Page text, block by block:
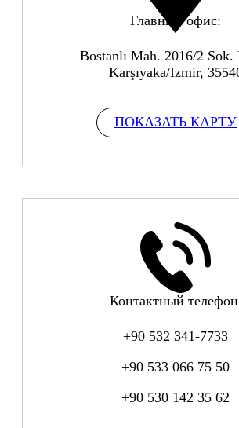
Главный офис:
Bostanlı Mah. 2016/2 Sok.
Karşıyaka/Izmir,
ПОКАЗАТЬ КАРТУ
Контактный
+90 532 341-7733
+90 533 066 75 50
+90 530 142 35 62